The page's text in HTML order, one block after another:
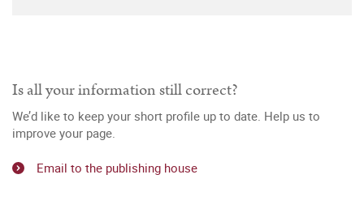
Is all your information still correct?
We’d like to keep your short profile up to date. Help us to
improve your page.
Email to the publishing house